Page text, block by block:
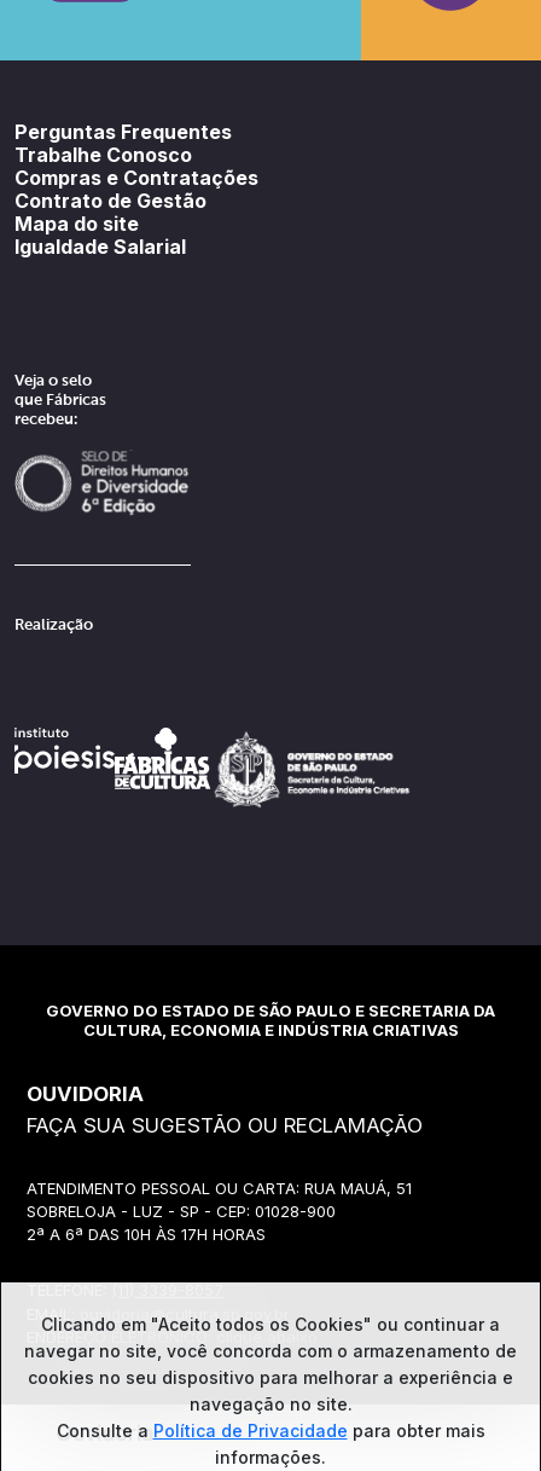
Perguntas Frequentes
Trabalhe Conosco
Compras e Contratações
Contrato de Gestão
Mapa do site
Igualdade Salarial
Veja o selo
que Fábricas
recebeu:
Realização
GOVERNO DO ESTADO DE SÃO PAULO E SECRETARIA DA
CULTURA, ECONOMIA E INDÚSTRIA CRIATIVAS
OUVIDORIA
FAÇA SUA SUGESTÃO OU RECLAMAÇÃO
ATENDIMENTO PESSOAL OU CARTA: RUA MAUÁ, 51
SOBRELOJA - LUZ - SP - CEP: 01028-900
2ª A 6ª DAS 10H ÀS 17H HORAS
EMAIL:
ouvidoria@cultura.sp.gov.br
ENDEREÇO ELETRÔNICO: clique abaixo
Ouvidoria
Clicando em "Aceito todos os Cookies" ou continuar a
navegar no site, você concorda com o armazenamento de
cookies no seu dispositivo para melhorar a experiência e
navegação no site.
Consulte a Política de Privacidade para obter mais
informações.